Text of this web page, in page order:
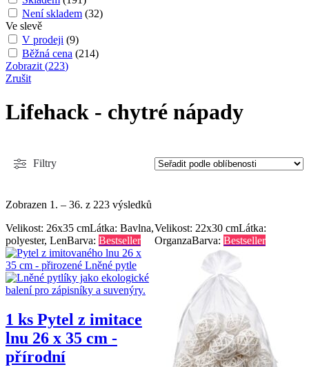
Není skladem (32)
Ve slevě
V prodeji (9)
Běžná cena (214)
Zobrazit (223)
Zrušit
Lifehack - chytré nápady
Filtry
Zobrazen 1. – 36. z 223 výsledků
Velikost: 26x35 cmLátka: Bavlna,
polyester, LenBarva: Bestseller
1 ks Pytel z imitace
lnu 26 x 35 cm -
přírodní
Velikost: 22x30 cmLátka:
OrganzaBarva: Bestseller